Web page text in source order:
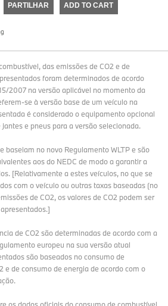
PARTILHAR ADD TO CART
das emissões de CO2 e de
foram determinados de acordo
2007 na versão aplicável no momento da
se à versão base de um veículo na
é considerado o equipamento opcional
e pneus para a versão selecionada.
baseiam no novo Regulamento WLTP e são
aos do NEDC de modo a garantir a
[Relativamente a estes veículos, no que se
com o veículo ou outras taxas baseadas (no
de CO2, os valores de CO2 podem ser
de CO2 são determinadas de acordo com a
europeu na sua versão atual
são baseados no consumo de
e de consumo de energia de acordo com o